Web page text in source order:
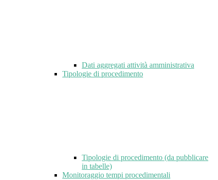
Dati aggregati attività amministrativa
Tipologie di procedimento
Tipologie di procedimento (da pubblicare
in tabelle)
Monitoraggio tempi procedimentali